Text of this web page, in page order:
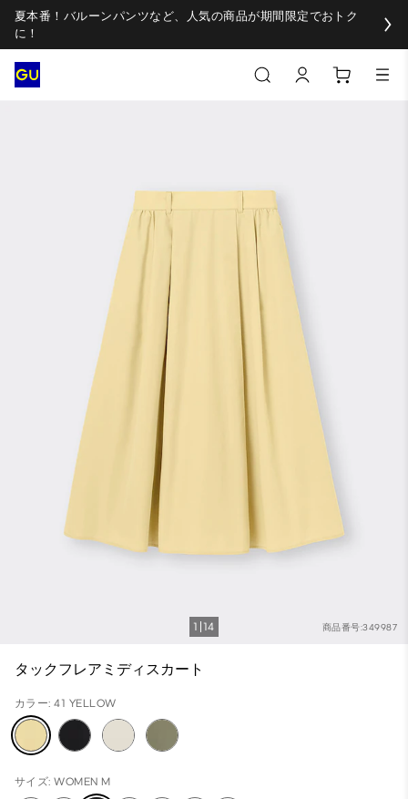
夏本番！バルーンパンツなど、人気の商品が期間限定でおトク
に！
商品番号:349987
1 14
タックフレアミディスカート
カラー: 41 YELLOW
サイズ: WOMEN M